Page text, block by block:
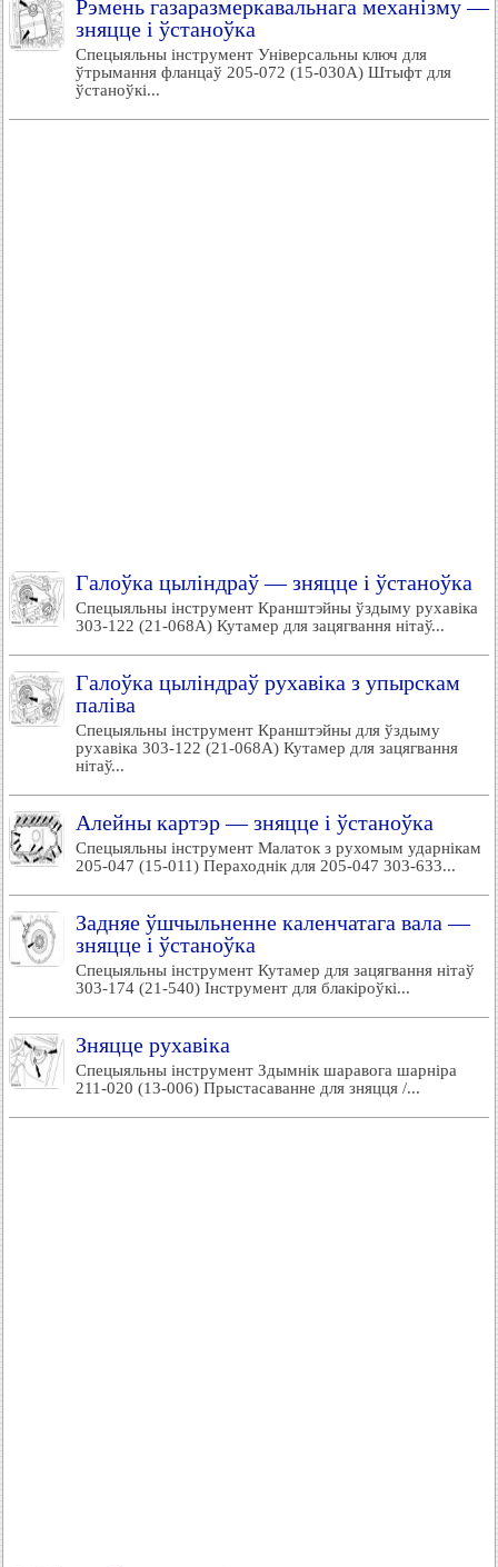
Рэмень газаразмеркавальнага механізму —
зняцце і ўстаноўка
Спецыяльны інструмент Універсальны ключ для
ўтрымання фланцаў 205-072 (15-030А) Штыфт для
ўстаноўкі...
Галоўка цыліндраў — зняцце і ўстаноўка
Спецыяльны інструмент Кранштэйны ўздыму рухавіка
303-122 (21-068А) Кутамер для зацягвання нітаў...
Галоўка цыліндраў рухавіка з упырскам
паліва
Спецыяльны інструмент Кранштэйны для ўздыму
рухавіка 303-122 (21-068А) Кутамер для зацягвання
нітаў...
Алейны картэр — зняцце і ўстаноўка
Спецыяльны інструмент Малаток з рухомым ударнікам
205-047 (15-011) Пераходнік для 205-047 303-633...
Задняе ўшчыльненне каленчатага вала —
зняцце і ўстаноўка
Спецыяльны інструмент Кутамер для зацягвання нітаў
303-174 (21-540) Інструмент для блакіроўкі...
Зняцце рухавіка
Спецыяльны інструмент Здымнік шаравога шарніра
211-020 (13-006) Прыстасаванне для зняцця /...